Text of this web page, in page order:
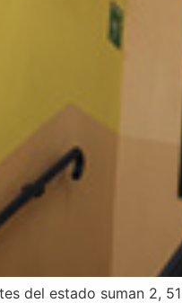
del estado suman 2,